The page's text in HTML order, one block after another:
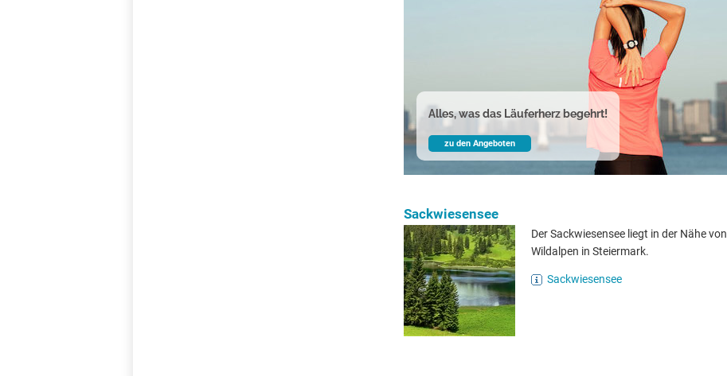
Alles, was das Läuferherz begehrt!
zu den Angeboten
Sackwiesensee
Der Sackwiesensee liegt in der Nähe von
Wildalpen in Steiermark.
Sackwiesensee